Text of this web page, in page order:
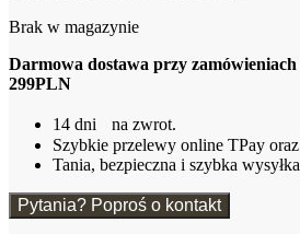
Brak w magazynie
Darmowa dostawa przy
299PLN
14 dni na zwrot.
Szybkie przelewy online TPay
Tania, bezpieczna i szybka
Pytania? Poproś o kontakt